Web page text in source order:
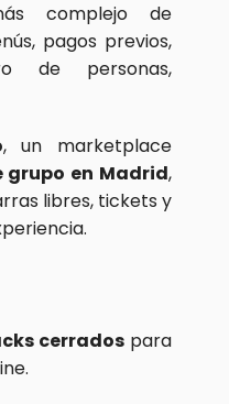
complejo de
pagos previos,
de personas,
, un marketplace
grupo en Madrid,
libres, tickets y
cerrados para